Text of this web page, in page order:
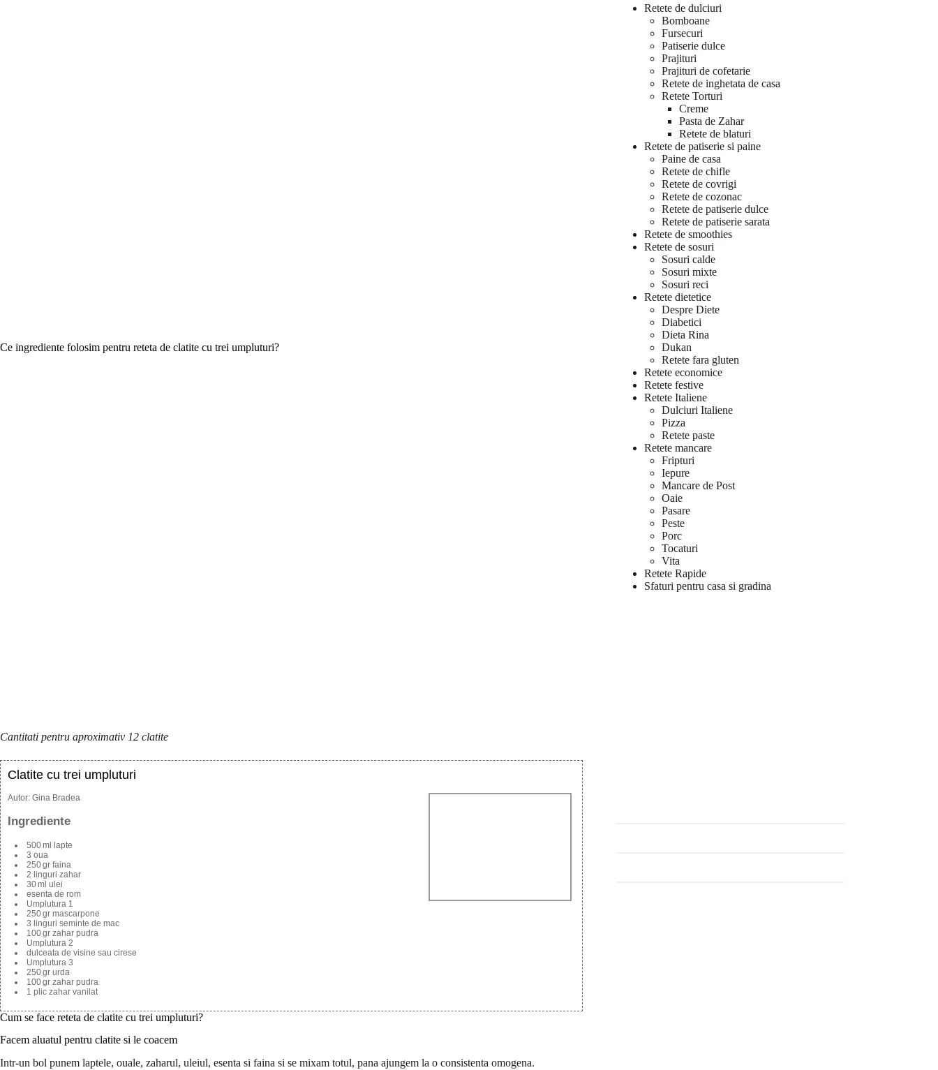
Ce ingrediente folosim pentru reteta de clatite cu trei umpluturi?
Cantitati pentru aproximativ 12 clatite
Clatite cu trei umpluturi
Autor: Gina Bradea
Ingrediente
500 ml lapte
3 oua
250 gr faina
2 linguri zahar
30 ml ulei
esenta de rom
Umplutura 1
250 gr mascarpone
3 linguri seminte de mac
100 gr zahar pudra
Umplutura 2
dulceata de visine sau cirese
Umplutura 3
250 gr urda
100 gr zahar pudra
1 plic zahar vanilat
Cum se face reteta de clatite cu trei umpluturi?
Facem aluatul pentru clatite si le coacem
Intr-un bol punem laptele, ouale, zaharul, uleiul, esenta si faina si se mixam totul, pana ajungem la o consistenta omogena.
Retete de dulciuri
Bomboane
Fursecuri
Patiserie dulce
Prajituri
Prajituri de cofetarie
Retete de inghetata de casa
Retete Torturi
Creme
Pasta de Zahar
Retete de blaturi
Retete de patiserie si paine
Paine de casa
Retete de chifle
Retete de covrigi
Retete de cozonac
Retete de patiserie dulce
Retete de patiserie sarata
Retete de smoothies
Retete de sosuri
Sosuri calde
Sosuri mixte
Sosuri reci
Retete dietetice
Despre Diete
Diabetici
Dieta Rina
Dukan
Retete fara gluten
Retete economice
Retete festive
Retete Italiene
Dulciuri Italiene
Pizza
Retete paste
Retete mancare
Fripturi
Iepure
Mancare de Post
Oaie
Pasare
Peste
Porc
Tocaturi
Vita
Retete Rapide
Sfaturi pentru casa si gradina